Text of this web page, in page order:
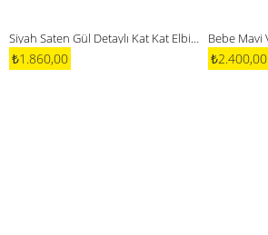
Siyah Saten Gül Detaylı Kat Kat Elbise
₺1.860,00 ₺2.400,00